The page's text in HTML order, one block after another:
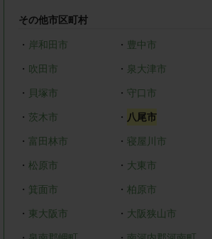
その他市区町村
・ 岸和田市 ・ 豊中市
・ 吹田市 ・ 泉大津市
・ 貝塚市 ・ 守口市
・ 茨木市 ・ 八尾市
・ 富田林市 ・ 寝屋川市
・ 松原市 ・ 大東市
・ 箕面市 ・ 柏原市
・ 東大阪市 ・ 大阪狭山市